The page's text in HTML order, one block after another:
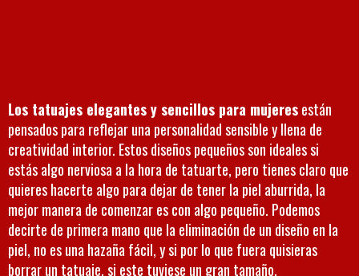
Los tatuajes elegantes y sencillos para mujeresestán
pensados para reflejar una personalidad sensible y llena de
creatividad interior. Estos diseños pequeños son ideales si
estás algo nerviosa a la hora de tatuarte, pero tienes claro que
quieres hacerte algo para dejar de tener la piel aburrida, la
mejor manera de comenzar es con algo pequeño. Podemos
decirte de primera mano que la eliminación de un diseño en la
piel, no es una hazaña fácil, y si por lo que fuera quisieras
borrar un tatuaje, si este tuviese un gran tamaño,